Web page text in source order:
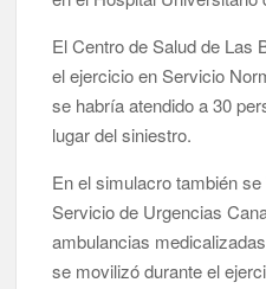
El Centro de Salud de Las
el ejercicio en Servicio
se habría atendido a 30
lugar del siniestro.
En el simulacro también
Servicio de Urgencias
ambulancias
se movilizó durante el